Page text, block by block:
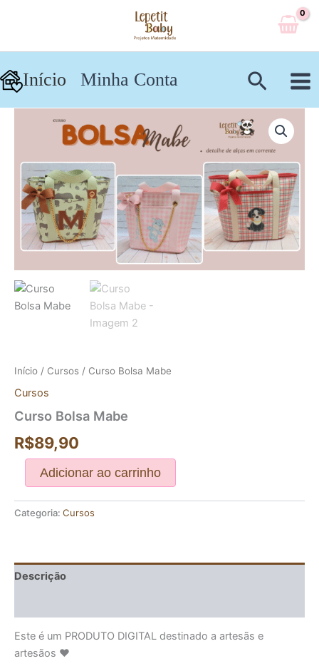
Início Minha Conta
Início / Cursos / Curso Bolsa Mabe
Cursos
Curso Bolsa Mabe
R$89,90
Adicionar ao carrinho
Categoria: Cursos
Descrição
Este é um PRODUTO DIGITAL destinado a artesãs e
artesãos ♥